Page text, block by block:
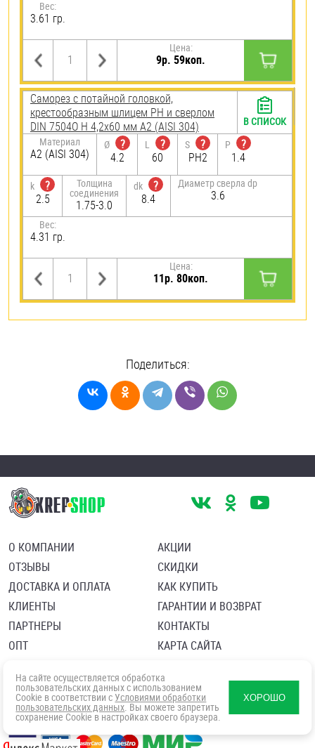
Вес:
3.61 гр.
Цена:
9р. 59коп.
Саморез с потайной головкой,
крестообразным шлицем PH и сверлом
DIN 7504O H 4,2х60 мм А2 (AISI 304)
Материал
А2 (AISI 304)
Ø
?
4.2
L
?
60
S
?
PH2
P
?
1.4
k
?
2.5
Толщина
соединения
1.75-3.0
dk
?
8.4
Диаметр сверла dp
3.6
Вес:
4.31 гр.
Цена:
11р. 80коп.
В СПИСОК
Поделиться:
О КОМПАНИИ
ОТЗЫВЫ
ДОСТАВКА И ОПЛАТА
КЛИЕНТЫ
ПАРТНЕРЫ
ОПТ
АКЦИИ
СКИДКИ
КАК КУПИТЬ
ГАРАНТИИ И ВОЗВРАТ
КОНТАКТЫ
КАРТА САЙТА
Политика в отношении обработки персональных данных
Согласие посетителя сайта на обработку персональных данны
На сайте осуществляется обработка
пользовательских данных с использованием
Cookie в соответствии с Условиями обработки
пользовательских данных. Вы можете запретить
сохранение Cookie в настройках своего браузера.
ХОРОШО